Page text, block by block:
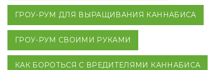
ГРОУ-РУМ ДЛЯ ВЫРАЩИВАНИЯ КАННАБИСА
ГРОУ-РУМ СВОИМИ РУКАМИ
КАК БОРОТЬСЯ С ВРЕДИТЕЛЯМИ КАННАБИСА